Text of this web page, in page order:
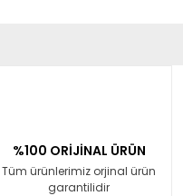
%100 ORİJİNAL ÜRÜN
Tüm ürünlerimiz orjinal ürün
garantilidir